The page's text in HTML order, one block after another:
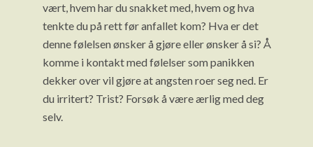
vært, hvem har du snakket med, hvem og hva
tenkte du på rett før anfallet kom? Hva er det
denne følelsen ønsker å gjøre eller ønsker å si? Å
komme i kontakt med følelser som panikken
dekker over vil gjøre at angsten roer seg ned. Er
du irritert? Trist? Forsøk å være ærlig med deg
selv.